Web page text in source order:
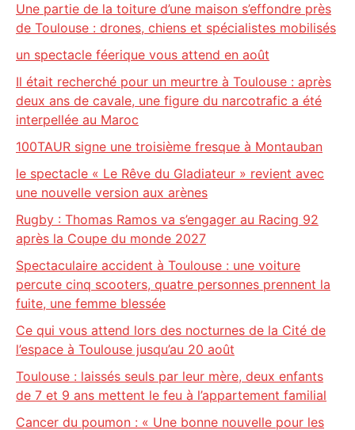
Une partie de la toiture d’une maison s’effondre près
de Toulouse : drones, chiens et spécialistes mobilisés
un spectacle féerique vous attend en août
Il était recherché pour un meurtre à Toulouse : après
deux ans de cavale, une figure du narcotrafic a été
interpellée au Maroc
100TAUR signe une troisième fresque à Montauban
le spectacle « Le Rêve du Gladiateur » revient avec
une nouvelle version aux arènes
Rugby : Thomas Ramos va s’engager au Racing 92
après la Coupe du monde 2027
Spectaculaire accident à Toulouse : une voiture
percute cinq scooters, quatre personnes prennent la
fuite, une femme blessée
Ce qui vous attend lors des nocturnes de la Cité de
l’espace à Toulouse jusqu’au 20 août
Toulouse : laissés seuls par leur mère, deux enfants
de 7 et 9 ans mettent le feu à l’appartement familial
Cancer du poumon : « Une bonne nouvelle pour les